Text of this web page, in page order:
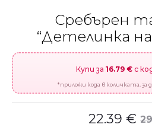
Сребърен
“Детелинка
Купи за 16.79 € с
*приложи кода в количката, за
22.39 €